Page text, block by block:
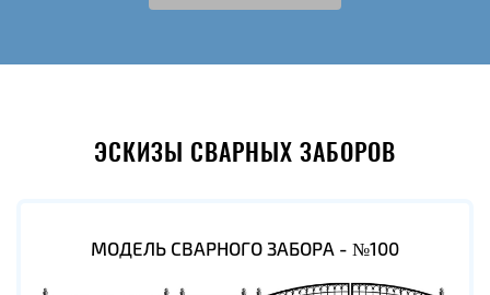
ЭСКИЗЫ СВАРНЫХ ЗАБОРОВ
МОДЕЛЬ СВАРНОГО ЗАБОРА - №100